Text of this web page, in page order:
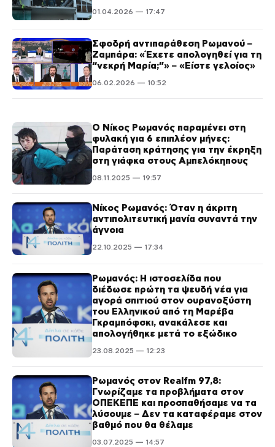
01.04.2026 — 17:47
Σφοδρή αντιπαράθεση Ρωμανού –
Ζαμπάρα: «Έχετε απολογηθεί για τη
“νεκρή Μαρία;”» – «Είστε γελοίος»
06.02.2026 — 10:52
Ο Νίκος Ρωμανός παραμένει στη
φυλακή για 6 επιπλέον μήνες:
Παράταση κράτησης για την έκρηξη
στη γιάφκα στους Αμπελόκηπους
08.11.2025 — 19:57
Νίκος Ρωμανός: Όταν η άκριτη
αντιπολιτευτική μανία συναντά την
άγνοια
22.10.2025 — 17:34
Ρωμανός: Η ιστοσελίδα που
διέδωσε πρώτη τα ψευδή νέα για
αγορά σπιτιού στον ουρανοξύστη
του Ελληνικού από τη Μαρέβα
Γκραμπόφσκι, ανακάλεσε και
απολογήθηκε μετά το εξώδικο
23.08.2025 — 12:23
Ρωμανός στον Realfm 97,8:
Γνωρίζαμε τα προβλήματα στον
ΟΠΕΚΕΠΕ και προσπαθήσαμε να τα
λύσουμε – Δεν τα καταφέραμε στον
βαθμό που θα θέλαμε
03.07.2025 — 14:57